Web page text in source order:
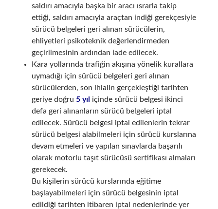
saldırı amacıyla başka bir aracı ısrarla takip
ettiği, saldırı amacıyla araçtan indiği gerekçesiyle
sürücü belgeleri geri alınan sürücülerin,
ehliyetleri psikoteknik değerlendirmeden
geçirilmesinin ardından iade edilecek.
Kara yollarında trafiğin akışına yönelik kurallara
uymadığı için sürücü belgeleri geri alınan
sürücülerden, son ihlalin gerçekleştiği tarihten
geriye doğru 5 yıl
içinde sürücü belgesi ikinci
defa geri alınanların sürücü belgeleri iptal
edilecek. Sürücü belgesi iptal edilenlerin tekrar
sürücü belgesi alabilmeleri için sürücü kurslarına
devam etmeleri ve yapılan sınavlarda başarılı
olarak motorlu taşıt sürücüsü sertifikası almaları
gerekecek.
Bu kişilerin sürücü kurslarında eğitime
başlayabilmeleri için sürücü belgesinin iptal
edildiği tarihten itibaren iptal nedenlerinde yer